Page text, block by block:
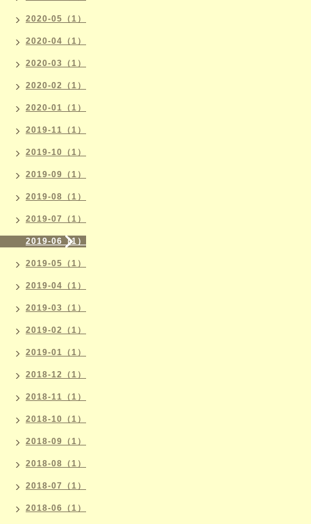
2020-05（1）
2020-04（1）
2020-03（1）
2020-02（1）
2020-01（1）
2019-11（1）
2019-10（1）
2019-09（1）
2019-08（1）
2019-07（1）
2019-06（1）
2019-05（1）
2019-04（1）
2019-03（1）
2019-02（1）
2019-01（1）
2018-12（1）
2018-11（1）
2018-10（1）
2018-09（1）
2018-08（1）
2018-07（1）
2018-06（1）